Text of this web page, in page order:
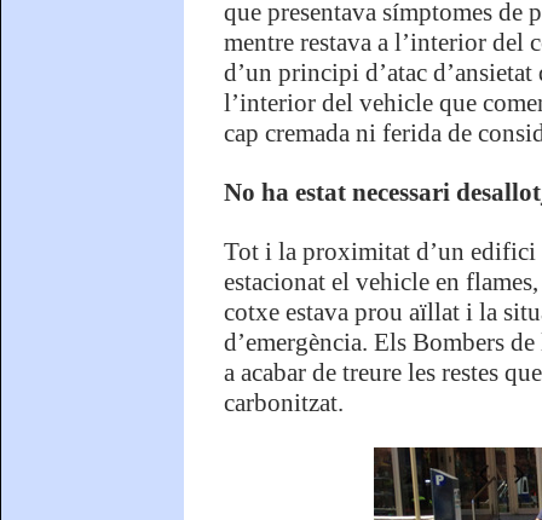
que presentava símptomes
mentre restava a l’interior del
d’un principi d’atac d’ansietat
l’interior del vehicle que
cap cremada ni ferida de
No ha estat necessari
Tot i la proximitat d’un edifici
estacionat el vehicle en
cotxe estava prou aïllat i la
d’emergència. Els Bombers
a acabar de treure les restes
carbonitzat.